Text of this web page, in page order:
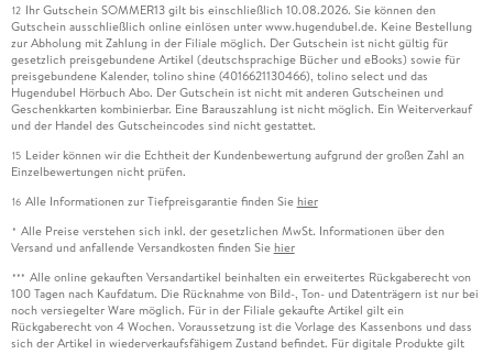
12 Ihr Gutschein SOMMER13 gilt bis einschließlich 10.08.2026. Sie können den
Gutschein ausschließlich online einlösen unter www.hugendubel.de. Keine Bestellung
zur Abholung mit Zahlung in der Filiale möglich. Der Gutschein ist nicht gültig für
gesetzlich preisgebundene Artikel (deutschsprachige Bücher und eBooks) sowie für
preisgebundene Kalender, tolino shine (4016621130466), tolino select und das
Hugendubel Hörbuch Abo. Der Gutschein ist nicht mit anderen Gutscheinen und
Geschenkkarten kombinierbar. Eine Barauszahlung ist nicht möglich. Ein Weiterverkauf
und der Handel des Gutscheincodes sind nicht gestattet.
15 Leider können wir die Echtheit der Kundenbewertung aufgrund der großen Zahl an
Einzelbewertungen nicht prüfen.
16 Alle Informationen zur Tiefpreisgarantie finden Sie hier
* Alle Preise verstehen sich inkl. der gesetzlichen MwSt. Informationen über den
Versand und anfallende Versandkosten finden Sie hier
*** Alle online gekauften Versandartikel beinhalten ein erweitertes Rückgaberecht von
100 Tagen nach Kaufdatum. Die Rücknahme von Bild-, Ton- und Datenträgern ist nur bei
noch versiegelter Ware möglich. Für in der Filiale gekaufte Artikel gilt ein
Rückgaberecht von 4 Wochen. Voraussetzung ist die Vorlage des Kassenbons und dass
sich der Artikel in wiederverkaufsfähigem Zustand befindet. Für digitale Produkte gilt